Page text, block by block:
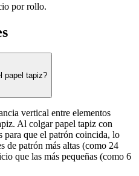
por rollo.
papel tapiz?
vertical entre elementos
Al colgar papel tapiz con
para que el patrón coincida, lo
de patrón más altas (como 24
que las más pequeñas (como 6